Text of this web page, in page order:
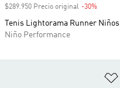
$289.950 Precio original -30%
Tenis Lightorama Runner Niños
Niño Performance